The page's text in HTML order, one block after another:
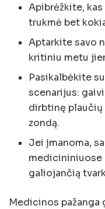
Apibrėžkite,
trukmė bet
Aptarkite savo
kritiniu metu
Pasikalbėkite
scenarijus:
dirbtinę
zondą.
Jei įmanoma,
medicininiuose
galiojančią
Medicinos pažanga